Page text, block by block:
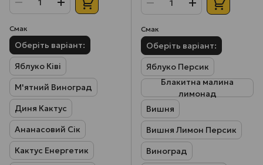
Смак
Оберіть варіант:
Яблуко Ківі
М'ятний Виноград
Диня Кактус
Ананасовий Сік
Кактус Енергетик
Смак
Оберіть варіант:
Яблуко Персик
Блакитна малина
лимонад
Вишня
Вишня Лимон Персик
Виноград